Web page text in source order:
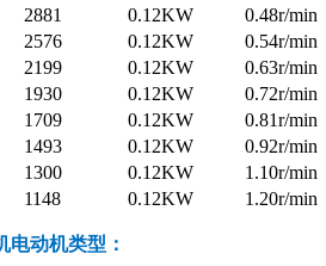
2881 0.12KW 0.48r/min
2576 0.12KW 0.54r/min
2199 0.12KW 0.63r/min
1930 0.12KW 0.72r/min
1709 0.12KW 0.81r/min
1493 0.12KW 0.92r/min
1300 0.12KW 1.10r/min
1148 0.12KW 1.20r/min
电动机类型：